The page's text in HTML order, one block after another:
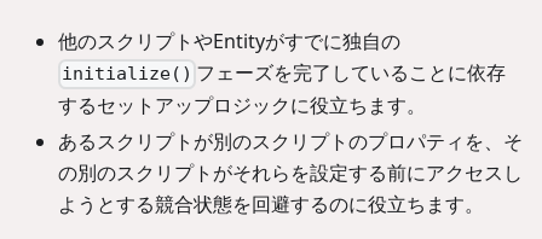
他のスクリプトやEntityがすでに独自の
initialize() フェーズを完了していることに依存
するセットアップロジックに役立ちます。
あるスクリプトが別のスクリプトのプロパティを、そ
の別のスクリプトがそれらを設定する前にアクセスし
ようとする競合状態を回避するのに役立ちます。